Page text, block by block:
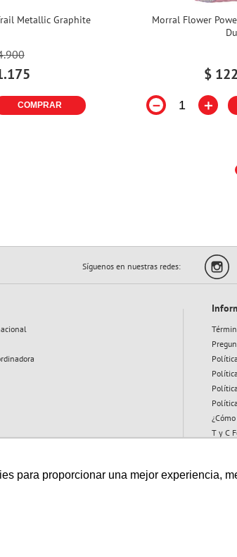
para proporcionar una mejor experiencia,
Metallic Graphite
.900
.175
COMPRAR
Morral Flower
$ 122
－ ＋
Síguenos en nuestras redes:
T y C